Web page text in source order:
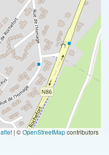
| ©OpenStreetMapcontributors